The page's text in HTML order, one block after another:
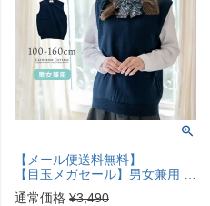
【メール便送料無料】
【目玉メガセール】男女兼用 キッズコットンニットスクールベストYUP12《メール便優先商品》
通常価格 ¥3,490